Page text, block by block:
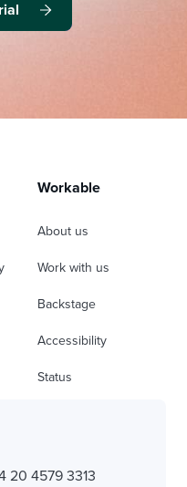
Workable
About us
Work with us
Backstage
Accessibility
Status
20 4579 3313